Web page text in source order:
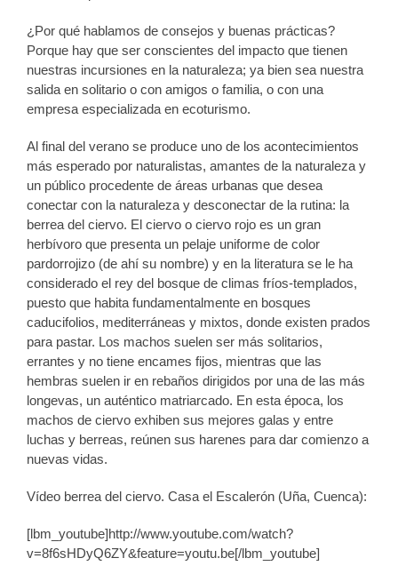
¿Por qué hablamos de consejos y buenas prácticas?
Porque hay que ser conscientes del impacto que tienen
nuestras incursiones en la naturaleza; ya bien sea nuestra
salida en solitario o con amigos o familia, o con una
empresa especializada en ecoturismo.
Al final del verano se produce uno de los acontecimientos
más esperado por naturalistas, amantes de la naturaleza y
un público procedente de áreas urbanas que desea
conectar con la naturaleza y desconectar de la rutina: la
berrea del ciervo. El ciervo o ciervo rojo es un gran
herbívoro que presenta un pelaje uniforme de color
pardorrojizo (de ahí su nombre) y en la literatura se le ha
considerado el rey del bosque de climas fríos-templados,
puesto que habita fundamentalmente en bosques
caducifolios, mediterráneas y mixtos, donde existen prados
para pastar. Los machos suelen ser más solitarios,
errantes y no tiene encames fijos, mientras que las
hembras suelen ir en rebaños dirigidos por una de las más
longevas, un auténtico matriarcado. En esta época, los
machos de ciervo exhiben sus mejores galas y entre
luchas y berreas, reúnen sus harenes para dar comienzo a
nuevas vidas.
Vídeo berrea del ciervo. Casa el Escalerón (Uña, Cuenca):
[lbm_youtube]http://www.youtube.com/watch?
v=8f6sHDyQ6ZY&feature=youtu.be[/lbm_youtube]